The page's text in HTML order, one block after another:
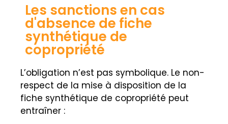
Les sanctions en cas
d'absence de fiche
synthétique de
copropriété
L’obligation n’est pas symbolique. Le non-
respect de la mise à disposition de la
fiche synthétique de copropriété peut
entraîner :